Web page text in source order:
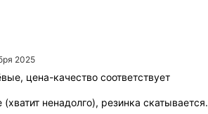
2025
цена-качество соответствует
(хватит ненадолго), резинка скатывается.